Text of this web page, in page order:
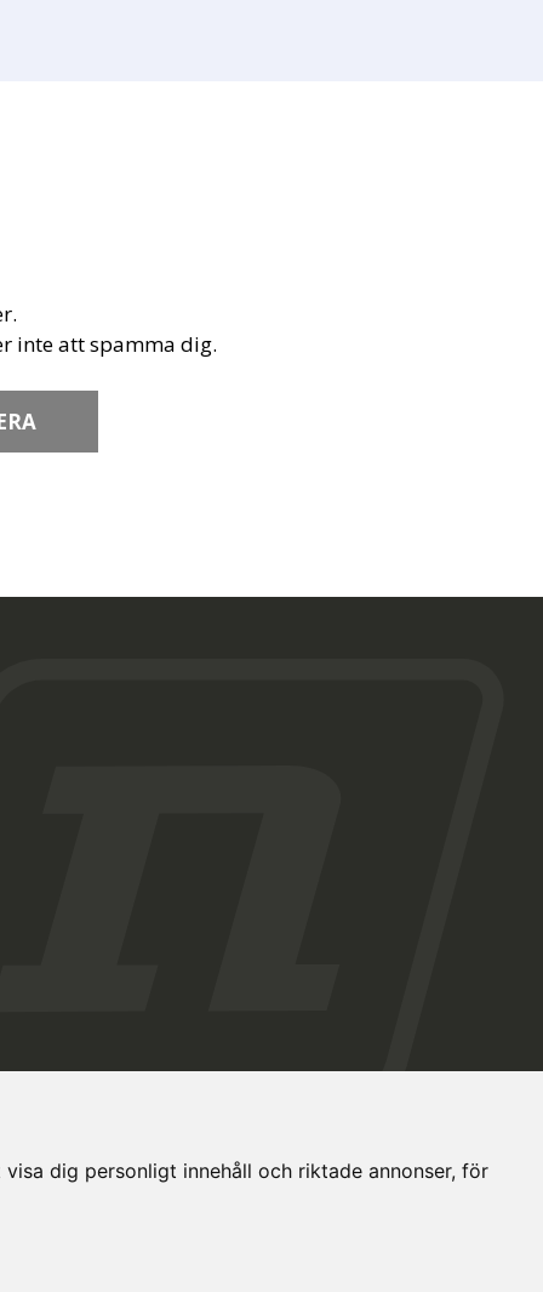
dig personligt innehåll och riktade annonser, för
inte att spamma dig.